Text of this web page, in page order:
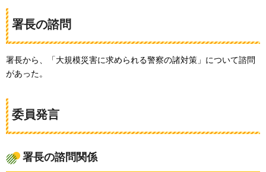
署長の諮問
署長から、「大規模災害に求められる警察の諸対策」について諮問
があった。
委員発言
署長の諮問関係